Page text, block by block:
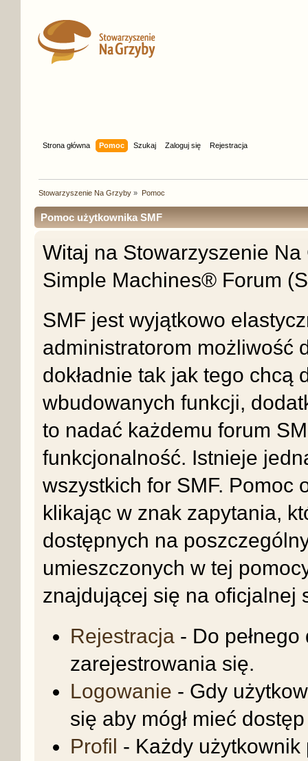
Strona główna Pomoc Szukaj Zaloguj się Rejestracja
Stowarzyszenie Na Grzyby » Pomoc
Pomoc użytkownika SMF
Witaj na Stowarzyszenie
Simple Machines® Forum
SMF jest wyjątkowo
administratorom możliwość
dokładnie tak jak tego
wbudowanych funkcji,
to nadać każdemu forum
funkcjonalność. Istnieje
wszystkich for SMF. Pomoc
klikając w znak zapytania,
dostępnych na
umieszczonych w tej
znajdującej się na oficjalnej
Rejestracja - Do
zarejestrowania się.
Logowanie - Gdy
się aby mógł mieć
Profil - Każdy użytkownik